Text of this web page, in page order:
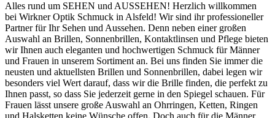
Alles rund um SEHEN und AUSSEHEN! Herzlich willkommen
bei Wirkner Optik Schmuck in Alsfeld! Wir sind ihr professioneller
Partner für Ihr Sehen und Aussehen. Denn neben einer großen
Auswahl an Brillen, Sonnenbrillen, Kontaktlinsen und Pflege bieten
wir Ihnen auch eleganten und hochwertigen Schmuck für Männer
und Frauen in unserem Sortiment an. Bei uns finden Sie immer die
neusten und aktuellsten Brillen und Sonnenbrillen, dabei legen wir
besonders viel Wert darauf, dass wir die Brille finden, die perfekt zu
Ihnen passt, so dass Sie jederzeit gerne in den Spiegel schauen. Für
Frauen lässt unsere große Auswahl an Ohrringen, Ketten, Ringen